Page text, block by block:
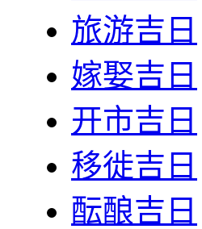
旅游吉日
嫁娶吉日
开市吉日
移徙吉日
酝酿吉日